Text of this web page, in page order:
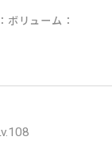
ボリューム